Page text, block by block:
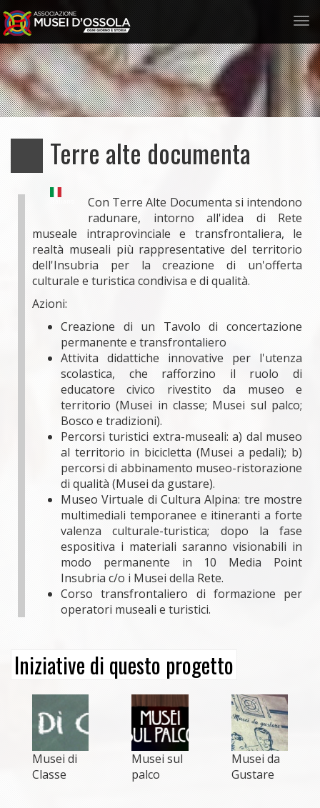
Salta
al
contenuto
principale
Terre alte documenta
Con Terre Alte Documenta si intendono
radunare, intorno all'idea di Rete
museale intraprovinciale e transfrontaliera, le
realtà museali più rappresentative del territorio
dell'Insubria per la creazione di un'offerta
culturale e turistica condivisa e di qualità.
Azioni:
Creazione di un Tavolo di concertazione
permanente e transfrontaliero
Attivita didattiche innovative per l'utenza
scolastica, che rafforzino il ruolo di
educatore civico rivestito da museo e
territorio (Musei in classe; Musei sul palco;
Bosco e tradizioni).
Percorsi turistici extra-museali: a) dal museo
al territorio in bicicletta (Musei a pedali); b)
percorsi di abbinamento museo-ristorazione
di qualità (Musei da gustare).
Museo Virtuale di Cultura Alpina: tre mostre
multimediali temporanee e itineranti a forte
valenza culturale-turistica; dopo la fase
espositiva i materiali saranno visionabili in
modo permanente in 10 Media Point
Insubria c/o i Musei della Rete.
Corso transfrontaliero di formazione per
operatori museali e turistici.
Iniziative di questo progetto
Musei di
Classe
Musei sul
palco
Musei da
Gustare